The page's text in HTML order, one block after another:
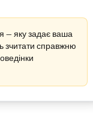
— яку задає ваша
зчитати справжню